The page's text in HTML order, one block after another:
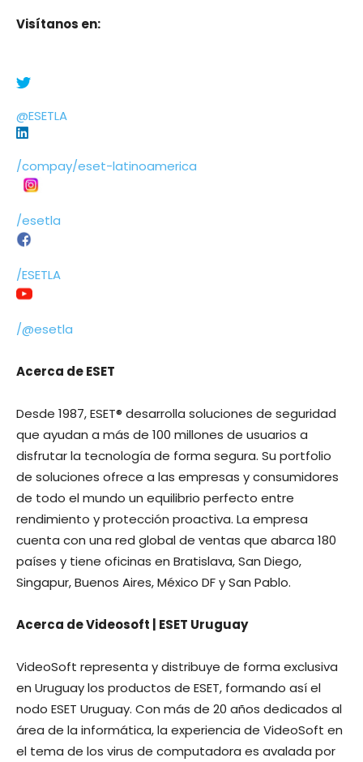
Visítanos en:
@ESETLA
/compay/eset-latinoamerica
/esetla
/ESETLA
/@esetla
Acerca de ESET
Desde 1987, ESET® desarrolla soluciones de seguridad
que ayudan a más de 100 millones de usuarios a
disfrutar la tecnología de forma segura. Su portfolio
de soluciones ofrece a las empresas y consumidores
de todo el mundo un equilibrio perfecto entre
rendimiento y protección proactiva. La empresa
cuenta con una red global de ventas que abarca 180
países y tiene oficinas en Bratislava, San Diego,
Singapur, Buenos Aires, México DF y San Pablo.
Acerca de Videosoft | ESET Uruguay
VideoSoft representa y distribuye de forma exclusiva
en Uruguay los productos de ESET, formando así el
nodo ESET Uruguay. Con más de 20 años dedicados al
área de la informática, la experiencia de VideoSoft en
el tema de los virus de computadora es avalada por